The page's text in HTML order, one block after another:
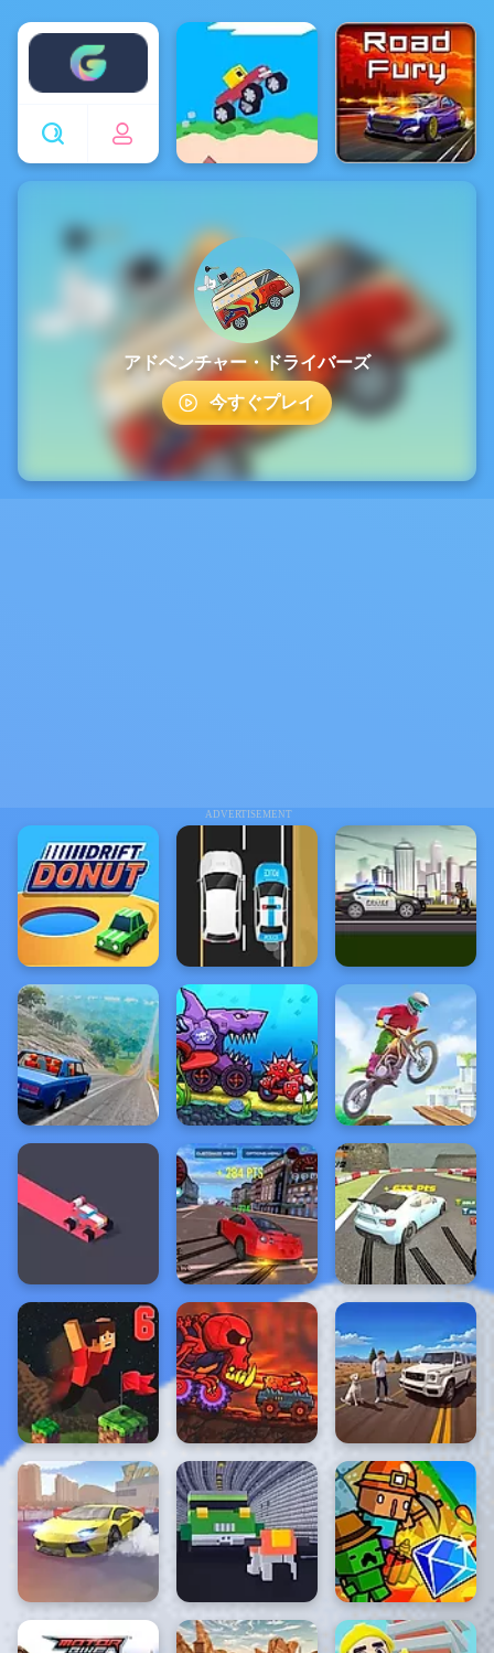
Enjoy4fun
ADVERTISEMENT
アドベンチャー・ドライバーズ
今すぐプレイ